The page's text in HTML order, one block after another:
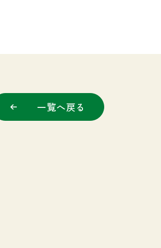
一覧へ戻る